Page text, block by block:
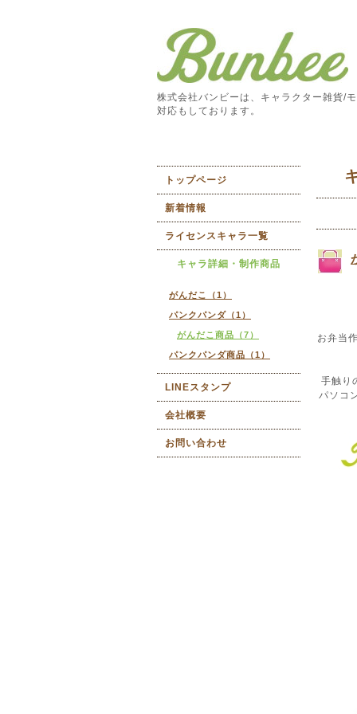
株式会社バンビーは、キャラクター雑貨/
対応もしております。
お弁当
手触り
パソコ
トップページ
新着情報
ライセンスキャラ一覧
キャラ詳細・制作商品
がんだこ（1）
パンクパンダ（1）
がんだこ商品（7）
パンクパンダ商品（1）
LINEスタンプ
会社概要
お問い合わせ